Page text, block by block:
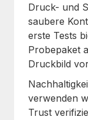
Druck- und
saubere
erste Tests
Probepaket
Druckbild
verwenden
Trust